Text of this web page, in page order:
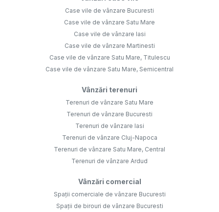
Case vile de vânzare Bucuresti
Case vile de vânzare Satu Mare
Case vile de vânzare Iasi
Case vile de vânzare Martinesti
Case vile de vânzare Satu Mare, Titulescu
Case vile de vânzare Satu Mare, Semicentral
Vânzări terenuri
Terenuri de vânzare Satu Mare
Terenuri de vânzare Bucuresti
Terenuri de vânzare Iasi
Terenuri de vânzare Cluj-Napoca
Terenuri de vânzare Satu Mare, Central
Terenuri de vânzare Ardud
Vânzări comercial
Spații comerciale de vânzare Bucuresti
Spații de birouri de vânzare Bucuresti